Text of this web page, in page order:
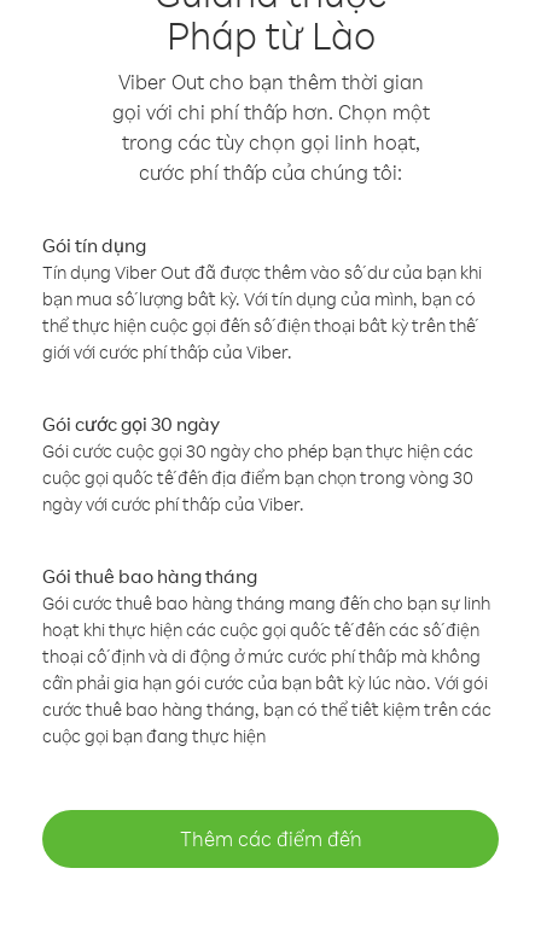
Pháp từ Lào
Viber Out cho bạn thêm thời gian
gọi với chi phí thấp hơn. Chọn một
trong các tùy chọn gọi linh hoạt,
cước phí thấp của chúng tôi:
Gói tín dụng
Tín dụng Viber Out đã được thêm vào số dư của bạn khi
bạn mua số lượng bất kỳ. Với tín dụng của mình, bạn có
thể thực hiện cuộc gọi đến số điện thoại bất kỳ trên thế
giới với cước phí thấp của Viber.
Gói cước gọi 30 ngày
Gói cước cuộc gọi 30 ngày cho phép bạn thực hiện các
cuộc gọi quốc tế đến địa điểm bạn chọn trong vòng 30
ngày với cước phí thấp của Viber.
Gói thuê bao hàng tháng
Gói cước thuê bao hàng tháng mang đến cho bạn sự linh
hoạt khi thực hiện các cuộc gọi quốc tế đến các số điện
thoại cố định và di động ở mức cước phí thấp mà không
cần phải gia hạn gói cước của bạn bất kỳ lúc nào. Với gói
cước thuê bao hàng tháng, bạn có thể tiết kiệm trên các
cuộc gọi bạn đang thực hiện
Thêm các điểm đến